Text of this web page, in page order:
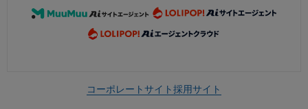
コーポレートサイト採用サイト